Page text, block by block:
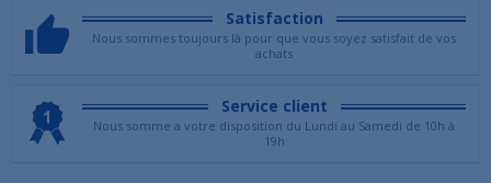
Satisfaction
Nous sommes toujours là pour que vous soyez satisfait de vos
achats
Service client
Nous somme a votre disposition du Lundi au Samedi de 10h à
19h